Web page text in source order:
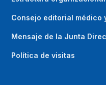
Consejo editorial médico
Mensaje de la Junta
Política de visitas